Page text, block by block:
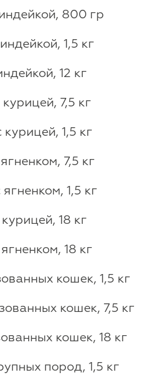
800 гр
1,5 кг
12 кг
7,5 кг
1,5 кг
7,5 кг
1,5 кг
18 кг
18 кг
кошек, 1,5 кг
кошек, 7,5 кг
кошек, 18 кг
пород, 1,5 кг